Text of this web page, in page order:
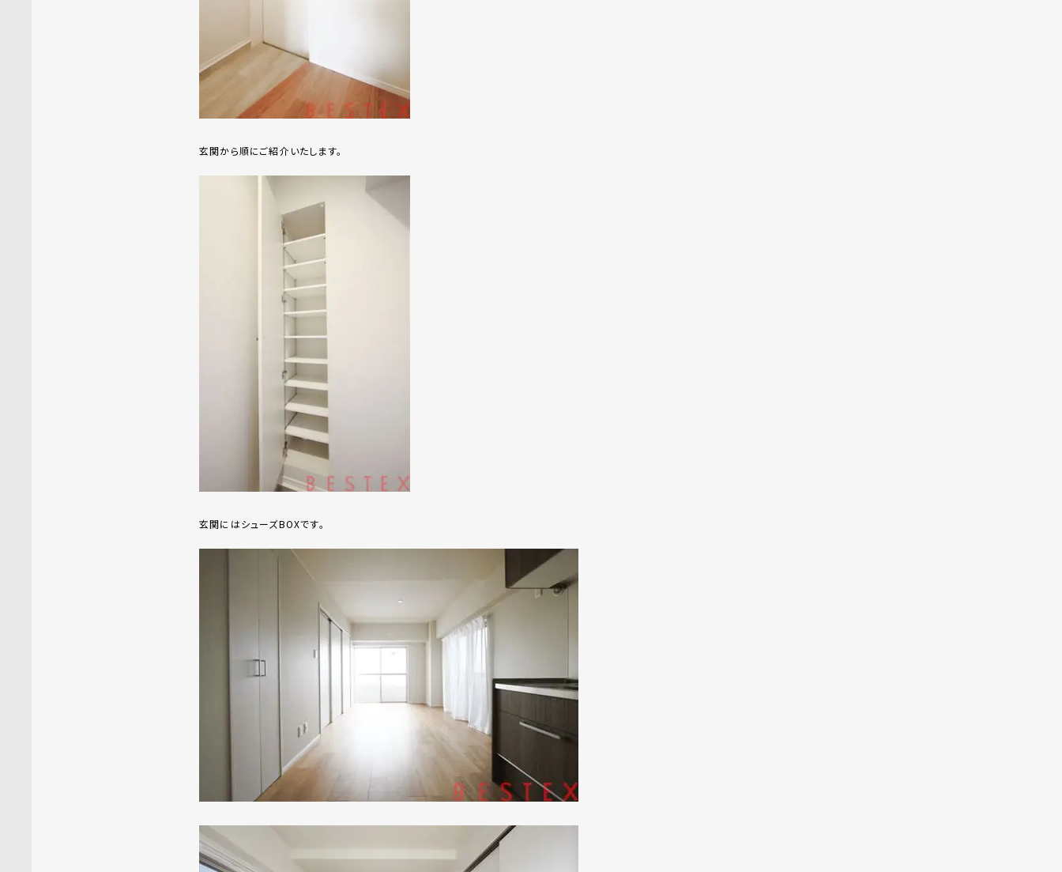
玄関から順にご紹介いたします。
玄関にはシューズBOXです。